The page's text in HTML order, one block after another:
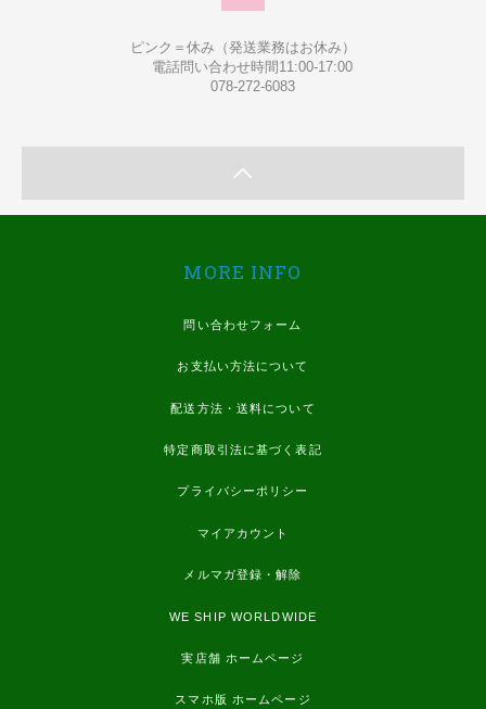
ピンク＝休み（発送業務はお休み）
電話問い合わせ時間11:00-17:00
078-272-6083
MORE INFO
問い合わせフォーム
お支払い方法について
配送方法・送料について
特定商取引法に基づく表記
プライバシーポリシー
マイアカウント
メルマガ登録・解除
WE SHIP WORLDWIDE
実店舗 ホームページ
スマホ版 ホームページ